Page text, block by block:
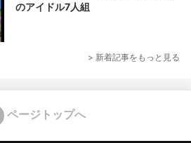
のアイドル7人組
> 新着記事をもっと見る
ページトップへ